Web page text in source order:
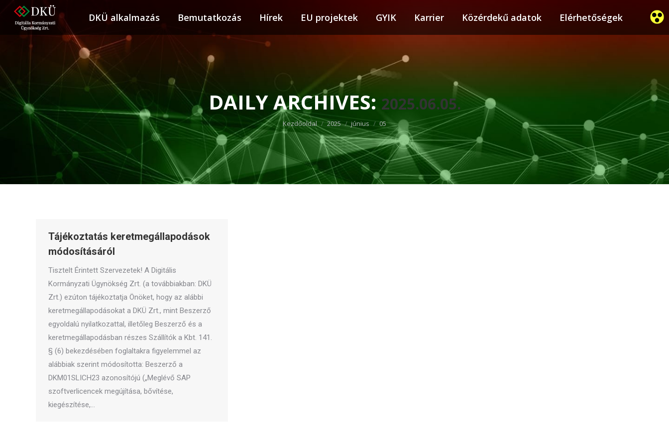
DKÜ alkalmazás Bemutatkozás Hírek EU projektek GYIK Karrier Közérdekű adatok Elérhetőségek
DAILY ARCHIVES: 2025.06.05.
You are here:
Kezdőoldal 2025 június 05
Tájékoztatás keretmegállapodások
módosításáról
Tisztelt Érintett Szervezetek! A Digitális
Kormányzati Ügynökség Zrt. (a továbbiakban: DKÜ
Zrt.) ezúton tájékoztatja Önöket, hogy az alábbi
keretmegállapodásokat a DKÜ Zrt., mint Beszerző
egyoldalú nyilatkozattal, illetőleg Beszerző és a
keretmegállapodásban részes Szállítók a Kbt. 141.
§ (6) bekezdésében foglaltakra figyelemmel az
alábbiak szerint módosította: Beszerző a
DKM01SLICH23 azonosítójú („Meglévő SAP
szoftverlicencek megújítása, bővítése,
kiegészítése,…
DKÜ alkalmazás Bemutatkozás Hírek EU projektek GYIK Karrier Közérdekű adatok Elérhetőségek